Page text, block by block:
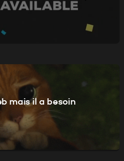
mais il a besoin